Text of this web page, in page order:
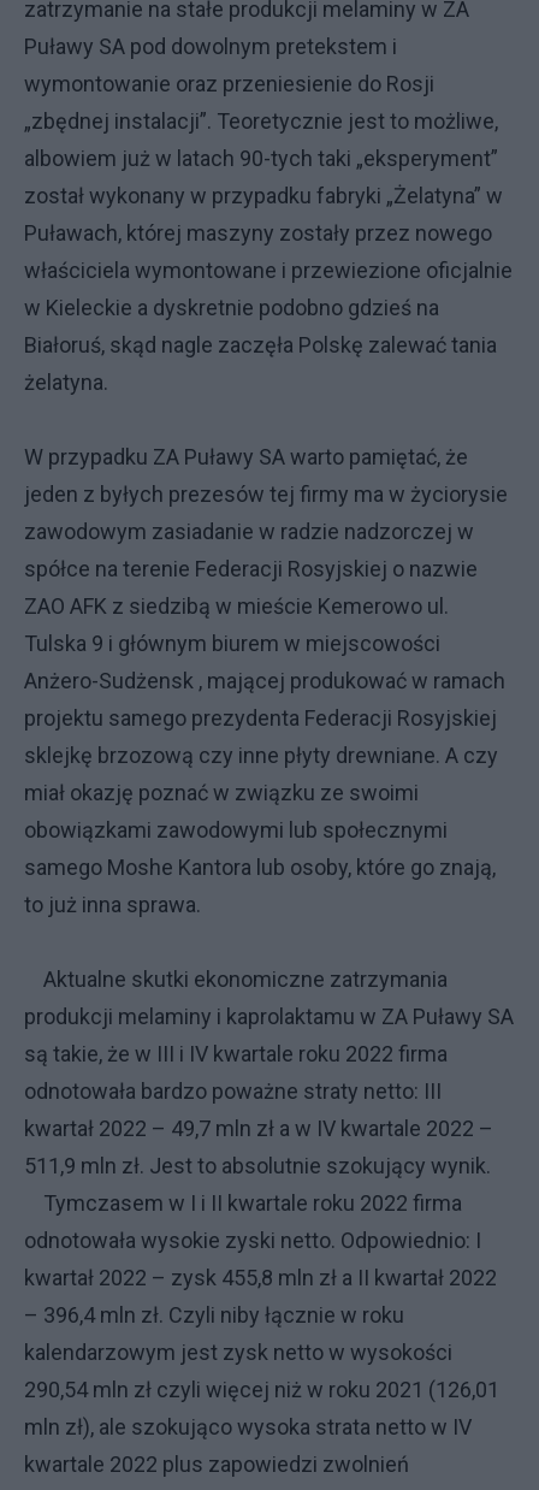
zatrzymanie na stałe produkcji melaminy w ZA
Puławy SA pod dowolnym pretekstem i
wymontowanie oraz przeniesienie do Rosji
„zbędnej instalacji”. Teoretycznie jest to możliwe,
albowiem już w latach 90-tych taki „eksperyment”
został wykonany w przypadku fabryki „Żelatyna” w
Puławach, której maszyny zostały przez nowego
właściciela wymontowane i przewiezione oficjalnie
w Kieleckie a dyskretnie podobno gdzieś na
Białoruś, skąd nagle zaczęła Polskę zalewać tania
żelatyna.
W przypadku ZA Puławy SA warto pamiętać, że
jeden z byłych prezesów tej firmy ma w życiorysie
zawodowym zasiadanie w radzie nadzorczej w
spółce na terenie Federacji Rosyjskiej o nazwie
ZAO AFK z siedzibą w mieście Kemerowo ul.
Tulska 9 i głównym biurem w miejscowości
Anżero-Sudżensk , mającej produkować w ramach
projektu samego prezydenta Federacji Rosyjskiej
sklejkę brzozową czy inne płyty drewniane. A czy
miał okazję poznać w związku ze swoimi
obowiązkami zawodowymi lub społecznymi
samego Moshe Kantora lub osoby, które go znają,
to już inna sprawa.
Aktualne skutki ekonomiczne zatrzymania
produkcji melaminy i kaprolaktamu w ZA Puławy SA
są takie, że w III i IV kwartale roku 2022 firma
odnotowała bardzo poważne straty netto: III
kwartał 2022 – 49,7 mln zł a w IV kwartale 2022 –
511,9 mln zł. Jest to absolutnie szokujący wynik.
Tymczasem w I i II kwartale roku 2022 firma
odnotowała wysokie zyski netto. Odpowiednio: I
kwartał 2022 – zysk 455,8 mln zł a II kwartał 2022
– 396,4 mln zł. Czyli niby łącznie w roku
kalendarzowym jest zysk netto w wysokości
290,54 mln zł czyli więcej niż w roku 2021 (126,01
mln zł), ale szokująco wysoka strata netto w IV
kwartale 2022 plus zapowiedzi zwolnień